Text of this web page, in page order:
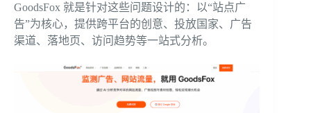
GoodsFox 就是针对这些问题设计的：以“站点广
告”为核心，提供跨平台的创意、投放国家、广告
渠道、落地页、访问趋势等一站式分析。